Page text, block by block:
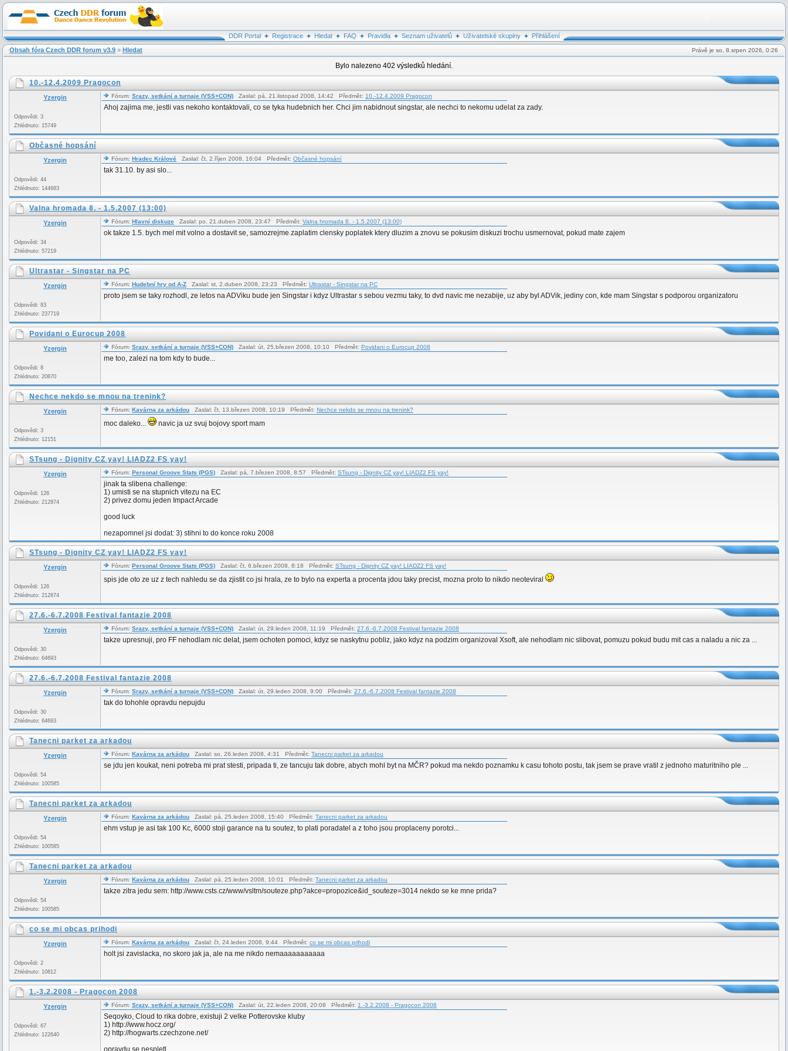
DDR Portal Registrace Hledat FAQ Pravidla Seznam uživatelů Uživatelské skupiny
Přihlášení
Obsah fóra Czech DDR forum v3.9 » Hledat Právě je so, 8.srpen 2026, 0:26
Bylo nalezeno 402 výsledků hledání.
10.-12.4.2009 Pragocon
Yzergin
Odpovědi: 3
Zhlédnuto: 15749
Fórum: Srazy, setkání a turnaje (VSS+CON) Zaslal: pá, 21.listopad 2008, 14:42 Předmět: 10.-12.4.2009 Pragocon
Ahoj zajima me, jestli vas nekoho kontaktovali, co se tyka hudebnich her. Chci jim nabidnout singstar, ale nechci to nekomu udelat za zady.
Občasné hopsání
Yzergin
Odpovědi: 44
Zhlédnuto: 144683
Fórum: Hradec Králové Zaslal: čt, 2.říjen 2008, 16:04 Předmět: Občasné hopsání
tak 31.10. by asi slo...
Valna hromada 8. - 1.5.2007 (13:00)
Yzergin
Odpovědi: 34
Zhlédnuto: 57219
Fórum: Hlavní diskuze Zaslal: po, 21.duben 2008, 23:47 Předmět: Valna hromada 8. - 1.5.2007 (13:00)
ok takze 1.5. bych mel mit volno a dostavit se, samozrejme zaplatim clensky poplatek ktery dluzim a znovu se pokusim diskuzi trochu usmernovat, pokud mate zajem
Ultrastar - Singstar na PC
Yzergin
Odpovědi: 83
Zhlédnuto: 237719
Fórum: Hudební hry od A-Z Zaslal: st, 2.duben 2008, 23:23 Předmět: Ultrastar - Singstar na PC
proto jsem se taky rozhodl, ze letos na ADViku bude jen Singstar i kdyz Ultrastar s sebou vezmu taky, to dvd navic me nezabije, uz aby byl ADVik, jediny con, kde mam Singstar s podporou organizatoru
Povidani o Eurocup 2008
Yzergin
Odpovědi: 8
Zhlédnuto: 20870
Fórum: Srazy, setkání a turnaje (VSS+CON) Zaslal: út, 25.březen 2008, 10:10 Předmět: Povidani o Eurocup 2008
me too, zalezi na tom kdy to bude...
Nechce nekdo se mnou na trenink?
Yzergin
Odpovědi: 3
Zhlédnuto: 12151
Fórum: Kavárna za arkádou Zaslal: čt, 13.březen 2008, 10:19 Předmět: Nechce nekdo se mnou na trenink?
moc daleko... navic ja uz svuj bojovy sport mam
STsung - Dignity CZ yay! LIADZ2 FS yay!
Yzergin
Odpovědi: 126
Zhlédnuto: 212874
Fórum: Personal Groove Stats (PGS) Zaslal: pá, 7.březen 2008, 8:57 Předmět: STsung - Dignity CZ yay! LIADZ2 FS yay!
jinak ta slibena challenge:
1) umisti se na stupnich vitezu na EC
2) privez domu jeden Impact Arcade
good luck
nezapomnel jsi dodat: 3) stihni to do konce roku 2008
STsung - Dignity CZ yay! LIADZ2 FS yay!
Yzergin
Odpovědi: 126
Zhlédnuto: 212874
Fórum: Personal Groove Stats (PGS) Zaslal: čt, 6.březen 2008, 8:18 Předmět: STsung - Dignity CZ yay! LIADZ2 FS yay!
spis jde oto ze uz z tech nahledu se da zjistit co jsi hrala, ze to bylo na experta a procenta jdou taky precist, mozna proto to nikdo neoteviral
27.6.-6.7.2008 Festival fantazie 2008
Yzergin
Odpovědi: 30
Zhlédnuto: 64693
Fórum: Srazy, setkání a turnaje (VSS+CON) Zaslal: út, 29.leden 2008, 11:19 Předmět: 27.6.-6.7.2008 Festival fantazie 2008
takze upresnuji, pro FF nehodlam nic delat, jsem ochoten pomoci, kdyz se naskytnu pobliz, jako kdyz na podzim organizoval Xsoft, ale nehodlam nic slibovat, pomuzu pokud budu mit cas a naladu a nic za ...
27.6.-6.7.2008 Festival fantazie 2008
Yzergin
Odpovědi: 30
Zhlédnuto: 64693
Fórum: Srazy, setkání a turnaje (VSS+CON) Zaslal: út, 29.leden 2008, 9:00 Předmět: 27.6.-6.7.2008 Festival fantazie 2008
tak do tohohle opravdu nepujdu
Tanecni parket za arkadou
Yzergin
Odpovědi: 54
Zhlédnuto: 100585
Fórum: Kavárna za arkádou Zaslal: so, 26.leden 2008, 4:31 Předmět: Tanecni parket za arkadou
se jdu jen koukat, neni potreba mi prat stesti, pripada ti, ze tancuju tak dobre, abych mohl byt na MČR? pokud ma nekdo poznamku k casu tohoto postu, tak jsem se prave vratil z jednoho maturitniho ple ...
Tanecni parket za arkadou
Yzergin
Odpovědi: 54
Zhlédnuto: 100585
Fórum: Kavárna za arkádou Zaslal: pá, 25.leden 2008, 15:40 Předmět: Tanecni parket za arkadou
ehm vstup je asi tak 100 Kc, 6000 stoji garance na tu soutez, to plati poradatel a z toho jsou proplaceny porotci...
Tanecni parket za arkadou
Yzergin
Odpovědi: 54
Zhlédnuto: 100585
Fórum: Kavárna za arkádou Zaslal: pá, 25.leden 2008, 10:01 Předmět: Tanecni parket za arkadou
takze zitra jedu sem: http://www.csts.cz/www/vsltm/souteze.php?akce=propozice&id_souteze=3014 nekdo se ke mne prida?
co se mi obcas prihodi
Yzergin
Odpovědi: 2
Zhlédnuto: 10812
Fórum: Kavárna za arkádou Zaslal: čt, 24.leden 2008, 9:44 Předmět: co se mi obcas prihodi
holt jsi zavislacka, no skoro jak ja, ale na me nikdo nemaaaaaaaaaaa
1.-3.2.2008 - Pragocon 2008
Yzergin
Odpovědi: 67
Zhlédnuto: 122640
Fórum: Srazy, setkání a turnaje (VSS+CON) Zaslal: út, 22.leden 2008, 20:08 Předmět: 1.-3.2.2008 - Pragocon 2008
Seqoyko, Cloud to rika dobre, existuji 2 velke Potterovske kluby
1) http://www.hocz.org/
2) http://hogwarts.czechzone.net/
opravdu se nespletl...